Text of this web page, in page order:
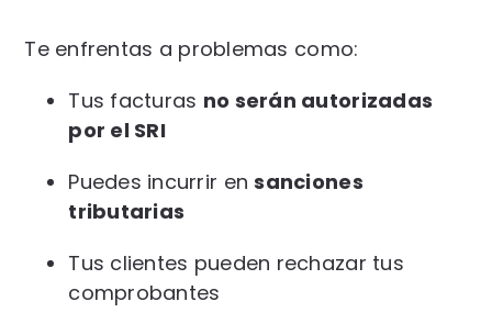
Te enfrentas a problemas como:
Tus facturas no serán autorizadas
por el SRI
Puedes incurrir ensanciones
tributarias
Tus clientes pueden rechazar tus
comprobantes